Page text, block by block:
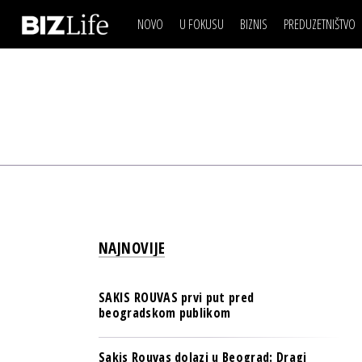
NOVO U FOKUSU BIZNIS
ESG & ENERGY
NOVO NA RAFU
PREDUZETNIŠTVO
IZJAVA DANABIZNIS SCENA
NAJNOVIJE
SAKIS ROUVAS prvi put pred
beogradskom publikom
Sakis Rouvas dolazi u Beograd: Dragi